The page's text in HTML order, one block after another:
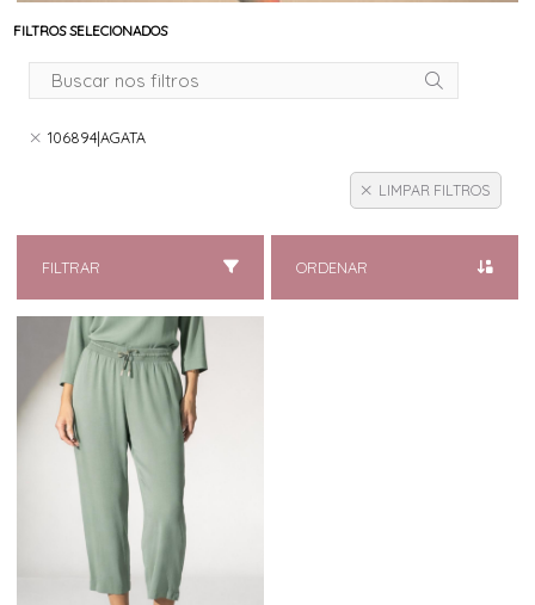
FILTROS SELECIONADOS
106894|AGATA
LIMPAR FILTROS
FILTRAR ORDENAR